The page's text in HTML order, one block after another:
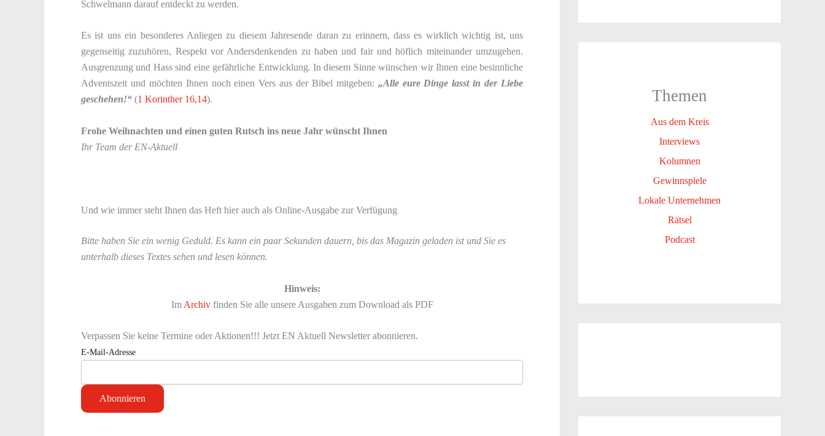
Schwelmann darauf entdeckt zu werden.
Es ist uns ein besonderes Anliegen zu diesem Jahresende daran zu erinnern, dass es wirklich wichtig ist, uns
gegenseitig zuzuhören, Respekt vor Andersdenkenden zu haben und fair und höflich miteinander umzugehen.
Ausgrenzung und Hass sind eine gefährliche Entwicklung. In diesem Sinne wünschen wir Ihnen eine besinnliche
Adventszeit und möchten Ihnen noch einen Vers aus der Bibel mitgeben: „Alle eure Dinge lasst in der Liebe
geschehen!“ (1 Korinther 16,14).
Frohe Weihnachten und einen guten Rutsch ins neue Jahr wünscht Ihnen
Ihr Team der EN-Aktuell
Und wie immer steht Ihnen das Heft hier auch als Online-Ausgabe zur Verfügung
Bitte haben Sie ein wenig Geduld. Es kann ein paar Sekunden dauern, bis das Magazin geladen ist und Sie es
unterhalb dieses Textes sehen und lesen können.
Hinweis:
Im Archivfinden Sie alle unsere Ausgaben zum Download als PDF
Verpassen Sie keine Termine oder Aktionen!!! Jetzt EN Aktuell Newsletter abonnieren.
E-Mail-Adresse
Themen
Aus dem Kreis
Interviews
Kolumnen
Gewinnspiele
Lokale Unternehmen
Rätsel
Podcast